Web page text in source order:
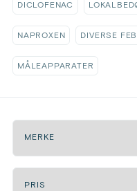
DICLOFENAC
NAPROXEN DIVERSE
MÅLEAPPARATER